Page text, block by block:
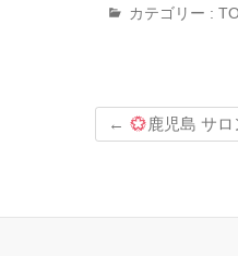
カテゴリー :
← 鹿児島 サ